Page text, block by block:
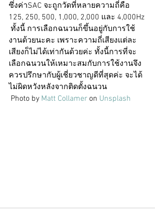
ซึ่งค่าSAC จะถูกวัดที่หลายความถี่คือ
125, 250, 500, 1,000, 2,000 และ 4,000Hz
ทั้งนี้ การเลือกฉนวนก็ขึ้นอยู่กับการใช้
งานด้วยนะคะ เพราะความถี่เสียงแต่ละ
เสียงก็ไม่ได้เท่ากันด้วยค่ะ ทั้งนี้การที่จะ
เลือกฉนวนให้เหมาะสมกับการใช้งานจึง
ควรปรึกษากับผู้เชี่ยวชาญดีที่สุดค่ะ จะได้
ไม่ผิดหวังหลังจากติดตั้งฉนวน
Photo by Matt Collamer on Unsplash